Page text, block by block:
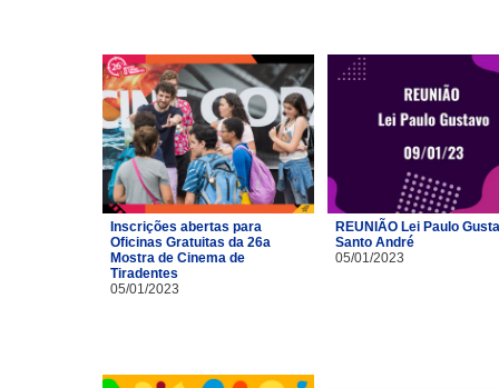
Inscrições abertas para
Oficinas Gratuitas da 26a
Mostra de Cinema de
Tiradentes
05/01/2023
REUNIÃO Lei Paulo
Santo André
05/01/2023